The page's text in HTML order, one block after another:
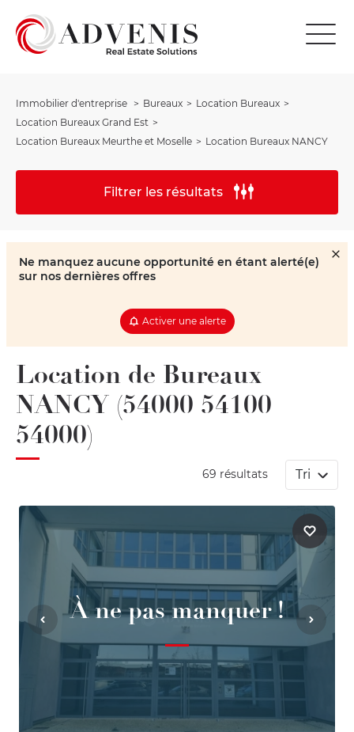
Immobilier d'entreprise Bureaux
Location Bureaux
Location Bureaux Grand Est
Location Bureaux Meurthe et Moselle
Location Bureaux NANCY
Filtrer les résultats
Ne manquez aucune opportunité en étant alerté(e)
sur nos dernières offres
Activer une alerte
Location de Bureaux
NANCY (54000 54100
54000)
69 résultats Tri
À ne pas manquer !